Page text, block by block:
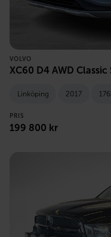
VOLVO
XC60 D4 AWD
Linköping 2017
PRIS
199 800 kr